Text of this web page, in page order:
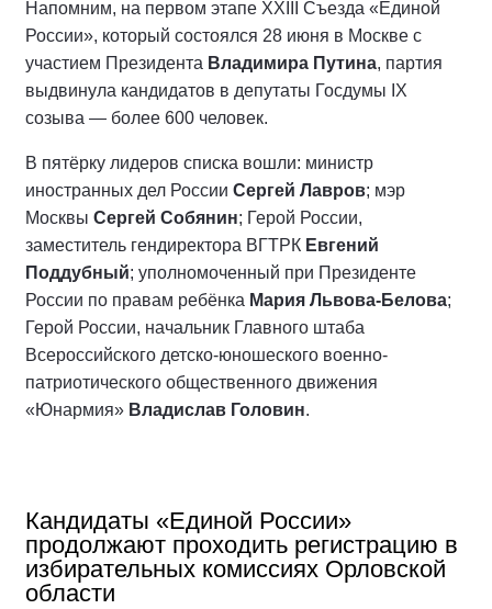
Напомним, на первом этапе XXIII Съезда «Единой
России», который состоялся 28 июня в Москве с
участием Президента Владимира Путина, партия
выдвинула кандидатов в депутаты Госдумы IX
созыва — более 600 человек.
В пятёрку лидеров списка вошли: министр
иностранных дел России Сергей Лавров; мэр
Москвы Сергей Собянин; Герой России,
заместитель гендиректора ВГТРК Евгений
Поддубный; уполномоченный при Президенте
России по правам ребёнка Мария Львова-Белова;
Герой России, начальник Главного штаба
Всероссийского детско-юношеского военно-
патриотического общественного движения
«Юнармия» Владислав Головин.
Кандидаты «Единой России»
продолжают проходить регистрацию в
избирательных комиссиях Орловской
области